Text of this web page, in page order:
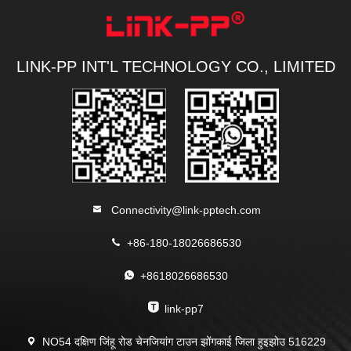
LINK-PP INT'L TECHNOLOGY CO., LIMITED
Connectivity@link-pptech.com
+86-180-18026686530
+8618026686530
link-pp7
NO54 दक्षिण जिंहू रोड चेनजियांग टाउन झोंगकाई जिला हुइझोउ 516229